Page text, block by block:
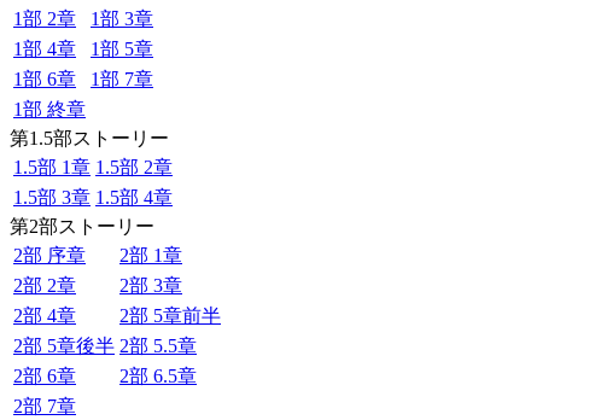
1部 2章
1部 3章
1部 4章
1部 5章
1部 6章
1部 7章
1部 終章
第1.5部ストーリー
1.5部 1章 1.5部 2章
1.5部 3章 1.5部 4章
第2部ストーリー
2部 序章
2部 1章
2部 2章
2部 3章
2部 4章
2部 5章前半
2部 5章後半 2部 5.5章
2部 6章
2部 6.5章
2部 7章